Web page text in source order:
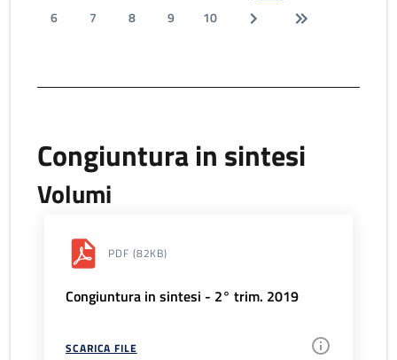
6
7 8 9 10
Congiuntura in sintesi
Volumi
PDF (82KB)
Congiuntura in sintesi - 2° trim. 2019
SCARICA FILE